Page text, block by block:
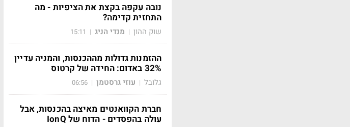
נובה עקפה בקצת את הציפיות - מה
התחזית קדימה?
שוק ההון | מנדי הניג |
15:11
ההזמנות גדולות מההכנסות, והמניה עדיין
32% באדום: החידה של קרטוס
גלובל | עוזי גרסטמן |
06:56
חברת הקוואנטים מאיצה בהכנסות, אבל
עולה בהפסדים - הדוח של IonQ